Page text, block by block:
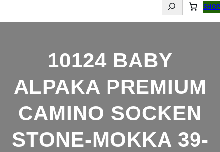
e
h
SHOP
10124 BABY
ALPAKA PREMIUM
CAMINO SOCKEN
STONE-MOKKA 39-